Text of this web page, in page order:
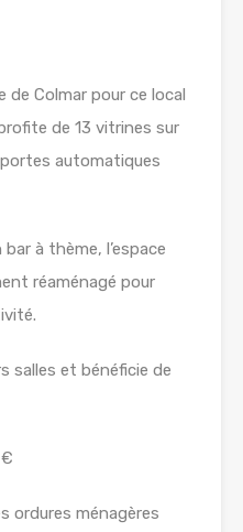
de Colmar pour ce local
de 13 vitrines sur
automatiques
à thème, l’espace
réaménagé pour
salles et bénéficie de
ordures ménagères